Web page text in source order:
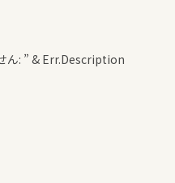
ん: ” & Err.Description